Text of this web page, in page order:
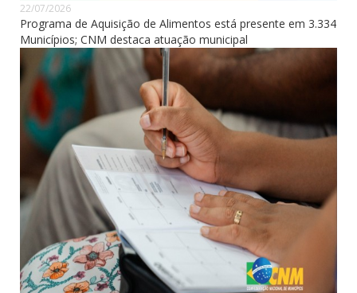
22/07/2026
Programa de Aquisição de Alimentos está presente em 3.334
Municípios; CNM destaca atuação municipal